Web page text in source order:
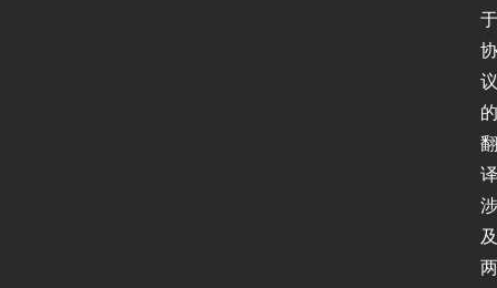
于
协
议
的
翻
译
涉
及
两